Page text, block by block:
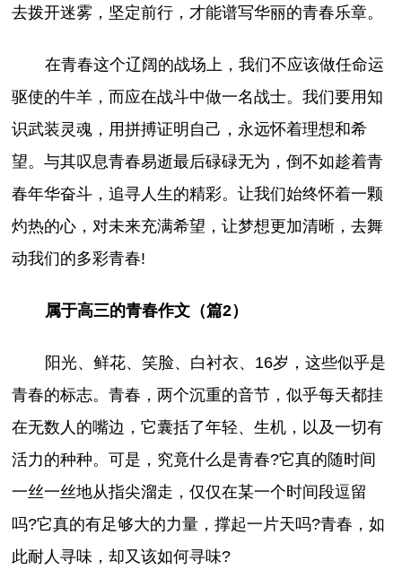
去拨开迷雾，坚定前行，才能谱写华丽的青春乐章。
在青春这个辽阔的战场上，我们不应该做任命运
驱使的牛羊，而应在战斗中做一名战士。我们要用知
识武装灵魂，用拼搏证明自己，永远怀着理想和希
望。与其叹息青春易逝最后碌碌无为，倒不如趁着青
春年华奋斗，追寻人生的精彩。让我们始终怀着一颗
灼热的心，对未来充满希望，让梦想更加清晰，去舞
动我们的多彩青春!
属于高三的青春作文（篇2）
阳光、鲜花、笑脸、白衬衣、16岁，这些似乎是
青春的标志。青春，两个沉重的音节，似乎每天都挂
在无数人的嘴边，它囊括了年轻、生机，以及一切有
活力的种种。可是，究竟什么是青春?它真的随时间
一丝一丝地从指尖溜走，仅仅在某一个时间段逗留
吗?它真的有足够大的力量，撑起一片天吗?青春，如
此耐人寻味，却又该如何寻味?